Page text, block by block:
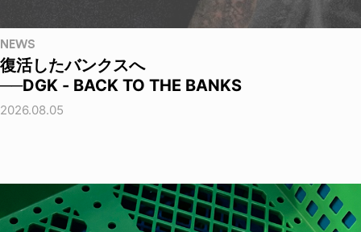
NEWS
復活したバンクスへ
──DGK - BACK TO THE BANKS
2026.08.05